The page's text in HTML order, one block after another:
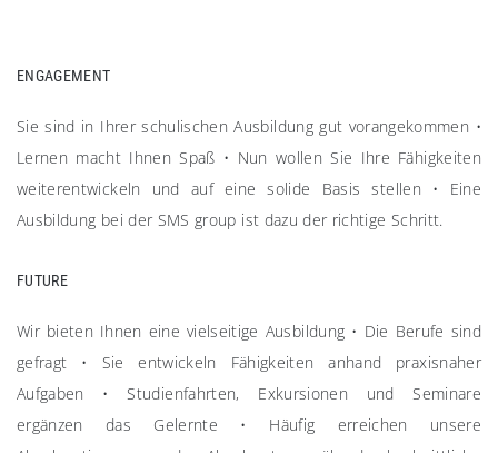
ENGAGEMENT
Sie sind in Ihrer schulischen Ausbildung gut vorangekommen •
Lernen macht Ihnen Spaß • Nun wollen Sie Ihre Fähigkeiten
weiterentwickeln und auf eine solide Basis stellen • Eine
Ausbildung bei der SMS group ist dazu der richtige Schritt.
FUTURE
Wir bieten Ihnen eine vielseitige Ausbildung • Die Berufe sind
gefragt • Sie entwickeln Fähigkeiten anhand praxisnaher
Aufgaben • Studienfahrten, Exkursionen und Seminare
ergänzen das Gelernte • Häufig erreichen unsere